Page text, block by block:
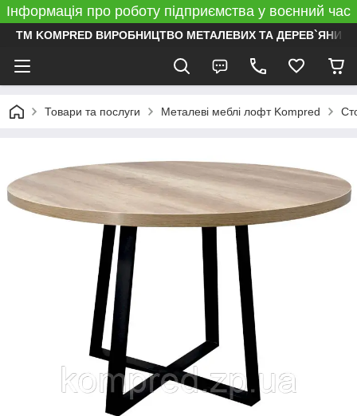
Інформація про роботу підприємства у воєнний час
ТМ KOMPRED ВИРОБНИЦТВО МЕТАЛЕВИХ ТА ДЕРЕВ`ЯНИХ
Товари та послуги Металеві меблі лофт Kompred